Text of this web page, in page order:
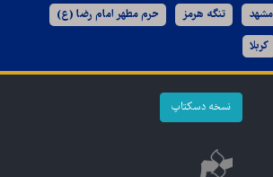
مشهد تنگه هرمز حرم مطهر امام رضا (ع)
کربلا
نسخه دسکتاپ